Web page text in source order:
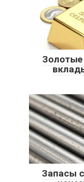
Золотые
Запасы